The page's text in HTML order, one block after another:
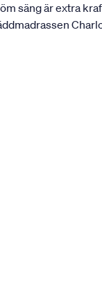
säng är extra